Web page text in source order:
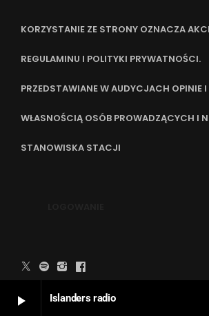
play_arrow Islanders radio
KORZYSTANIE ZE STRONY OZNACZA
REGULAMINU I POLITYKI PRYWATNOŚCI.
PRZEDSTAWIANE W AUDYCJACH OPINIE
WŁASNOŚCIĄ OSÓB PROWADZĄCYCH I
STANOWISKA STACJI
WYKONANIE STRONY: